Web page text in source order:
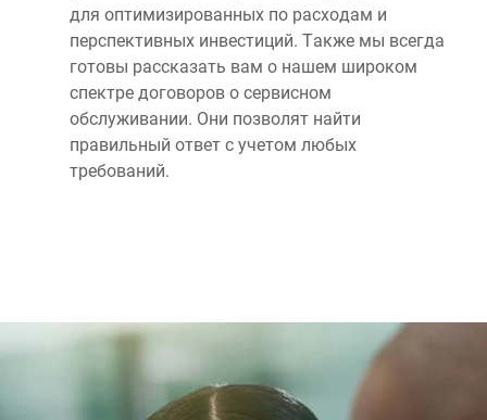
для оптимизированных по расходам и
перспективных инвестиций. Также мы всегда
готовы рассказать вам о нашем широком
спектре договоров о сервисном
обслуживании. Они позволят найти
правильный ответ с учетом любых
требований.